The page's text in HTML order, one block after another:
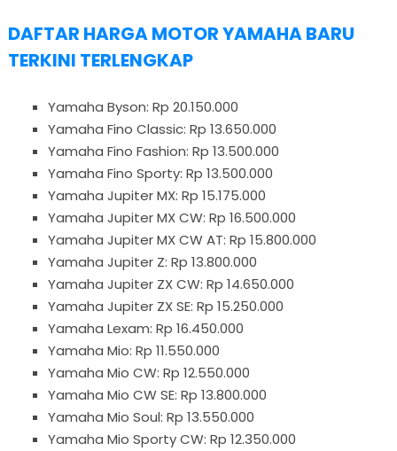
DAFTAR HARGA MOTOR YAMAHA BARU
TERKINI TERLENGKAP
Yamaha Byson: Rp 20.150.000
Yamaha Fino Classic: Rp 13.650.000
Yamaha Fino Fashion: Rp 13.500.000
Yamaha Fino Sporty: Rp 13.500.000
Yamaha Jupiter MX: Rp 15.175.000
Yamaha Jupiter MX CW: Rp 16.500.000
Yamaha Jupiter MX CW AT: Rp 15.800.000
Yamaha Jupiter Z: Rp 13.800.000
Yamaha Jupiter ZX CW: Rp 14.650.000
Yamaha Jupiter ZX SE: Rp 15.250.000
Yamaha Lexam: Rp 16.450.000
Yamaha Mio: Rp 11.550.000
Yamaha Mio CW: Rp 12.550.000
Yamaha Mio CW SE: Rp 13.800.000
Yamaha Mio Soul: Rp 13.550.000
Yamaha Mio Sporty CW: Rp 12.350.000